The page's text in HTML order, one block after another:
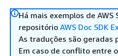
Há mais exemplos de AWS
repositório AWS Doc SDK
As traduções são geradas
Em caso de conflito entre